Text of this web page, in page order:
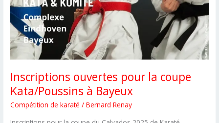
Inscriptions ouvertes pour la coupe
Kata/Poussins à Bayeux
Compétition de karaté /Bernard Renay